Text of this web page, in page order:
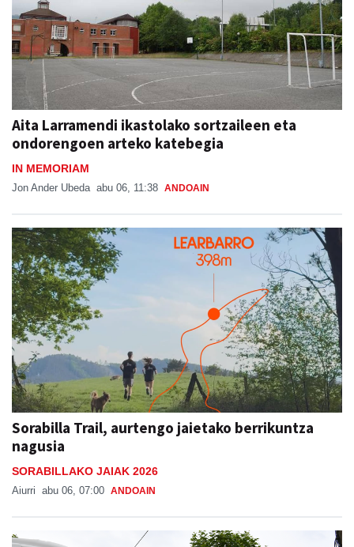
Aita Larramendi ikastolako sortzaileen eta
ondorengoen arteko katebegia
IN MEMORIAM
Jon Ander Ubeda abu 06, 11:38 ANDOAIN
Sorabilla Trail, aurtengo jaietako berrikuntza
nagusia
SORABILLAKO JAIAK 2026
Aiurri abu 06, 07:00 ANDOAIN